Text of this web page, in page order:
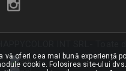
vă oferi cea mai bună experiență
cookie. Folosirea site-ului